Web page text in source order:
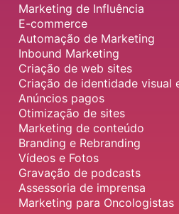
Marketing de Influência
E-commerce
Automação de Marketing
Inbound Marketing
Criação de web sites
Criação de identidade visual
Anúncios pagos
Otimização de sites
Marketing de conteúdo
Branding e Rebranding
Vídeos e Fotos
Gravação de podcasts
Assessoria de imprensa
Marketing para Oncologistas